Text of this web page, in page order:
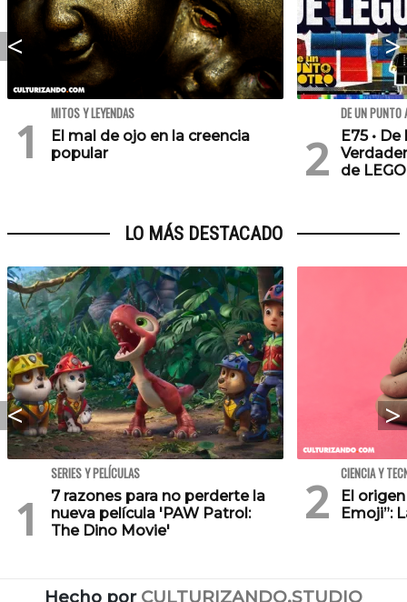
MITOS Y LEYENDAS
El mal de ojo en la creencia
popular
DE UN PUNTO
E75 •
de
LO MÁS DESTACADO
SERIES Y PELÍCULAS
7 razones para no perderte la
nueva película 'PAW Patrol:
The Dino Movie'
CIENCIA Y
El
Emoji”:
Hecho por CULTURIZANDO.STUDIO